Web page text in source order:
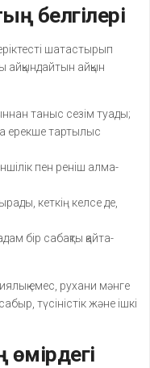
белгілері
шатастырып
айқын
таныс сезім туады;
ерекше тартылыс
пен реніш алма-
кеткің келсе де,
бір сабақты қайта-
емес, рухани мәнге
түсіністік және ішкі
өмірдегі